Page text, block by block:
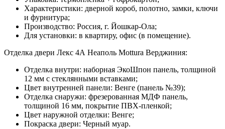
Характеристики: дверной короб, полотно, замки, ключи
и фурнитура;
Производство: Россия, г. Йошкар-Ола;
Для установки: в квартиру, офис (в помещение).
Отделка двери Лекс 4А Неаполь Mottura Верджиния:
Отделка внутри: наборная ЭкоШпон панель, толщиной
12 мм с стеклянными вставками;
Цвет внутренней панели: Венге (панель №39);
Отделка снаружи: фрезерованная МДФ панель,
толщиной 16 мм, покрытие ПВХ-пленкой;
Цвет наружной отделки: Венге;
Покраска двери: Черный муар.